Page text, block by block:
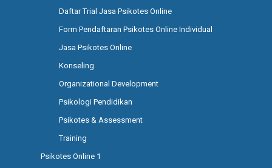
Daftar Trial Jasa Psikotes Online
Form Pendaftaran Psikotes Online Individual
Jasa Psikotes Online
Konseling
Organizational Development
Psikologi Pendidikan
Psikotes & Assessment
Training
Psikotes Online 1